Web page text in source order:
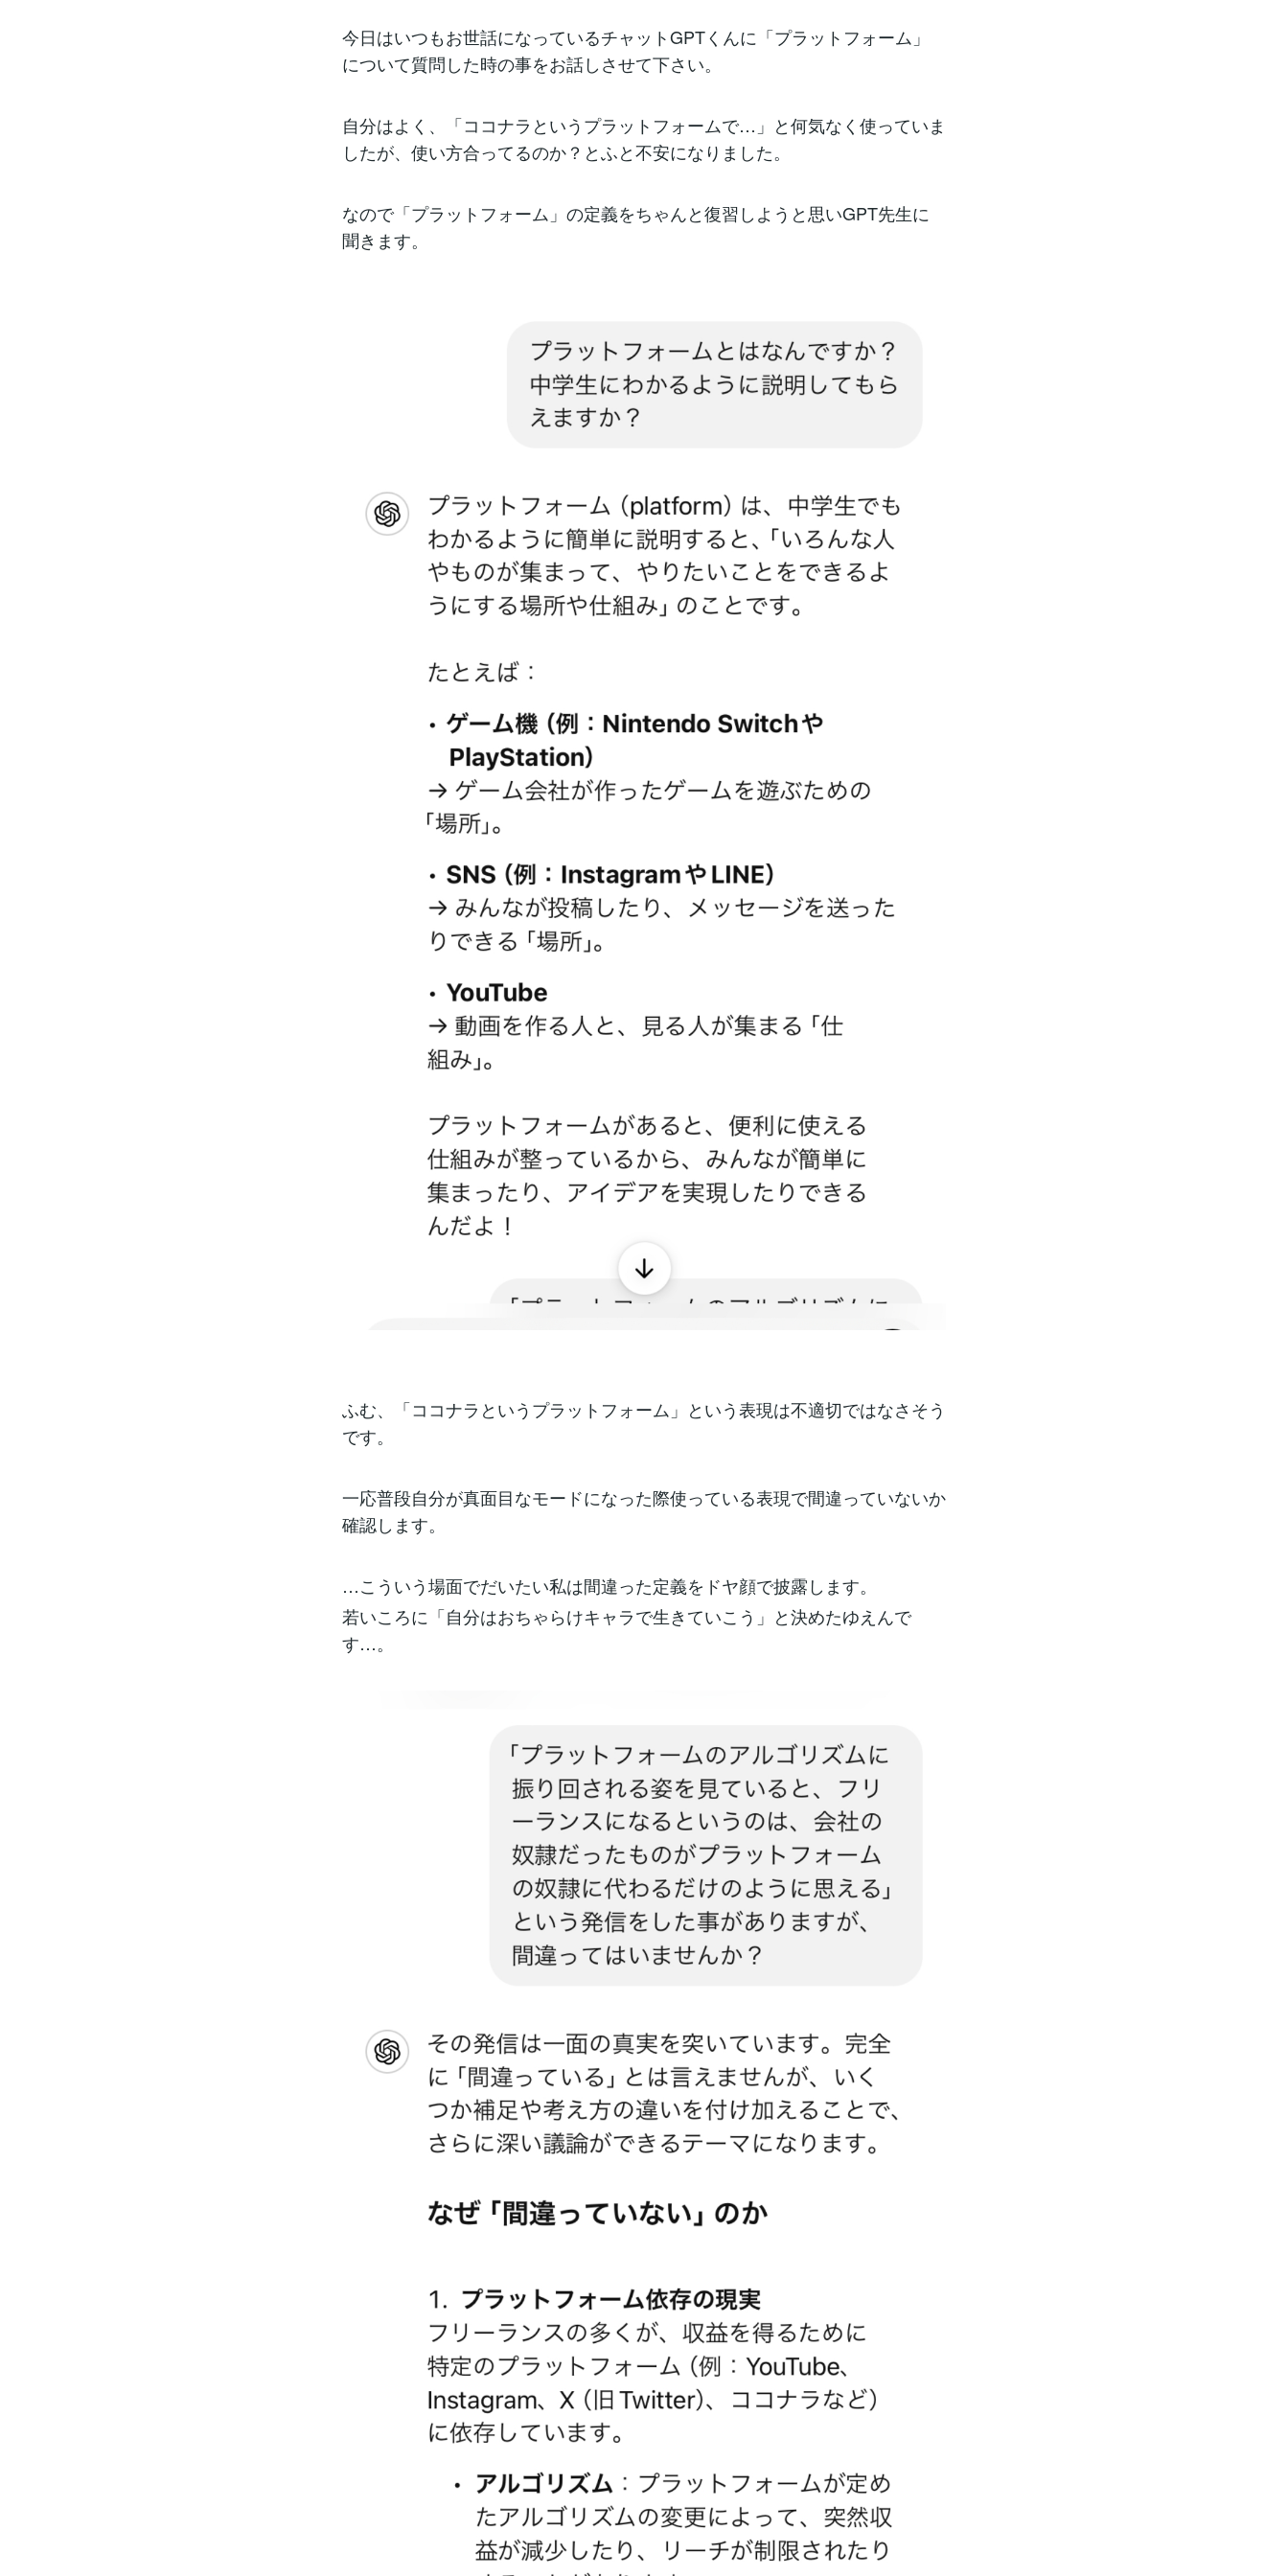
今日はいつもお世話になっているチャットGPTくんに「プラットフォーム」
について質問した時の事をお話しさせて下さい。
自分はよく、「ココナラというプラットフォームで…」と何気なく使っていま
したが、使い方合ってるのか？とふと不安になりました。
なので「プラットフォーム」の定義をちゃんと復習しようと思いGPT先生に
聞きます。
ふむ、「ココナラというプラットフォーム」という表現は不適切ではなさそう
です。
一応普段自分が真面目なモードになった際使っている表現で間違っていないか
確認します。
…こういう場面でだいたい私は間違った定義をドヤ顔で披露します。
若いころに「自分はおちゃらけキャラで生きていこう」と決めたゆえんで
す…。